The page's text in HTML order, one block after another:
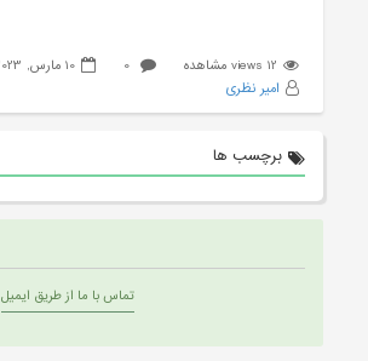
12 views مشاهده 0
10 مارس, 2023
امیر نظری
برچسب ها
تماس با ما از طریق ایمیل